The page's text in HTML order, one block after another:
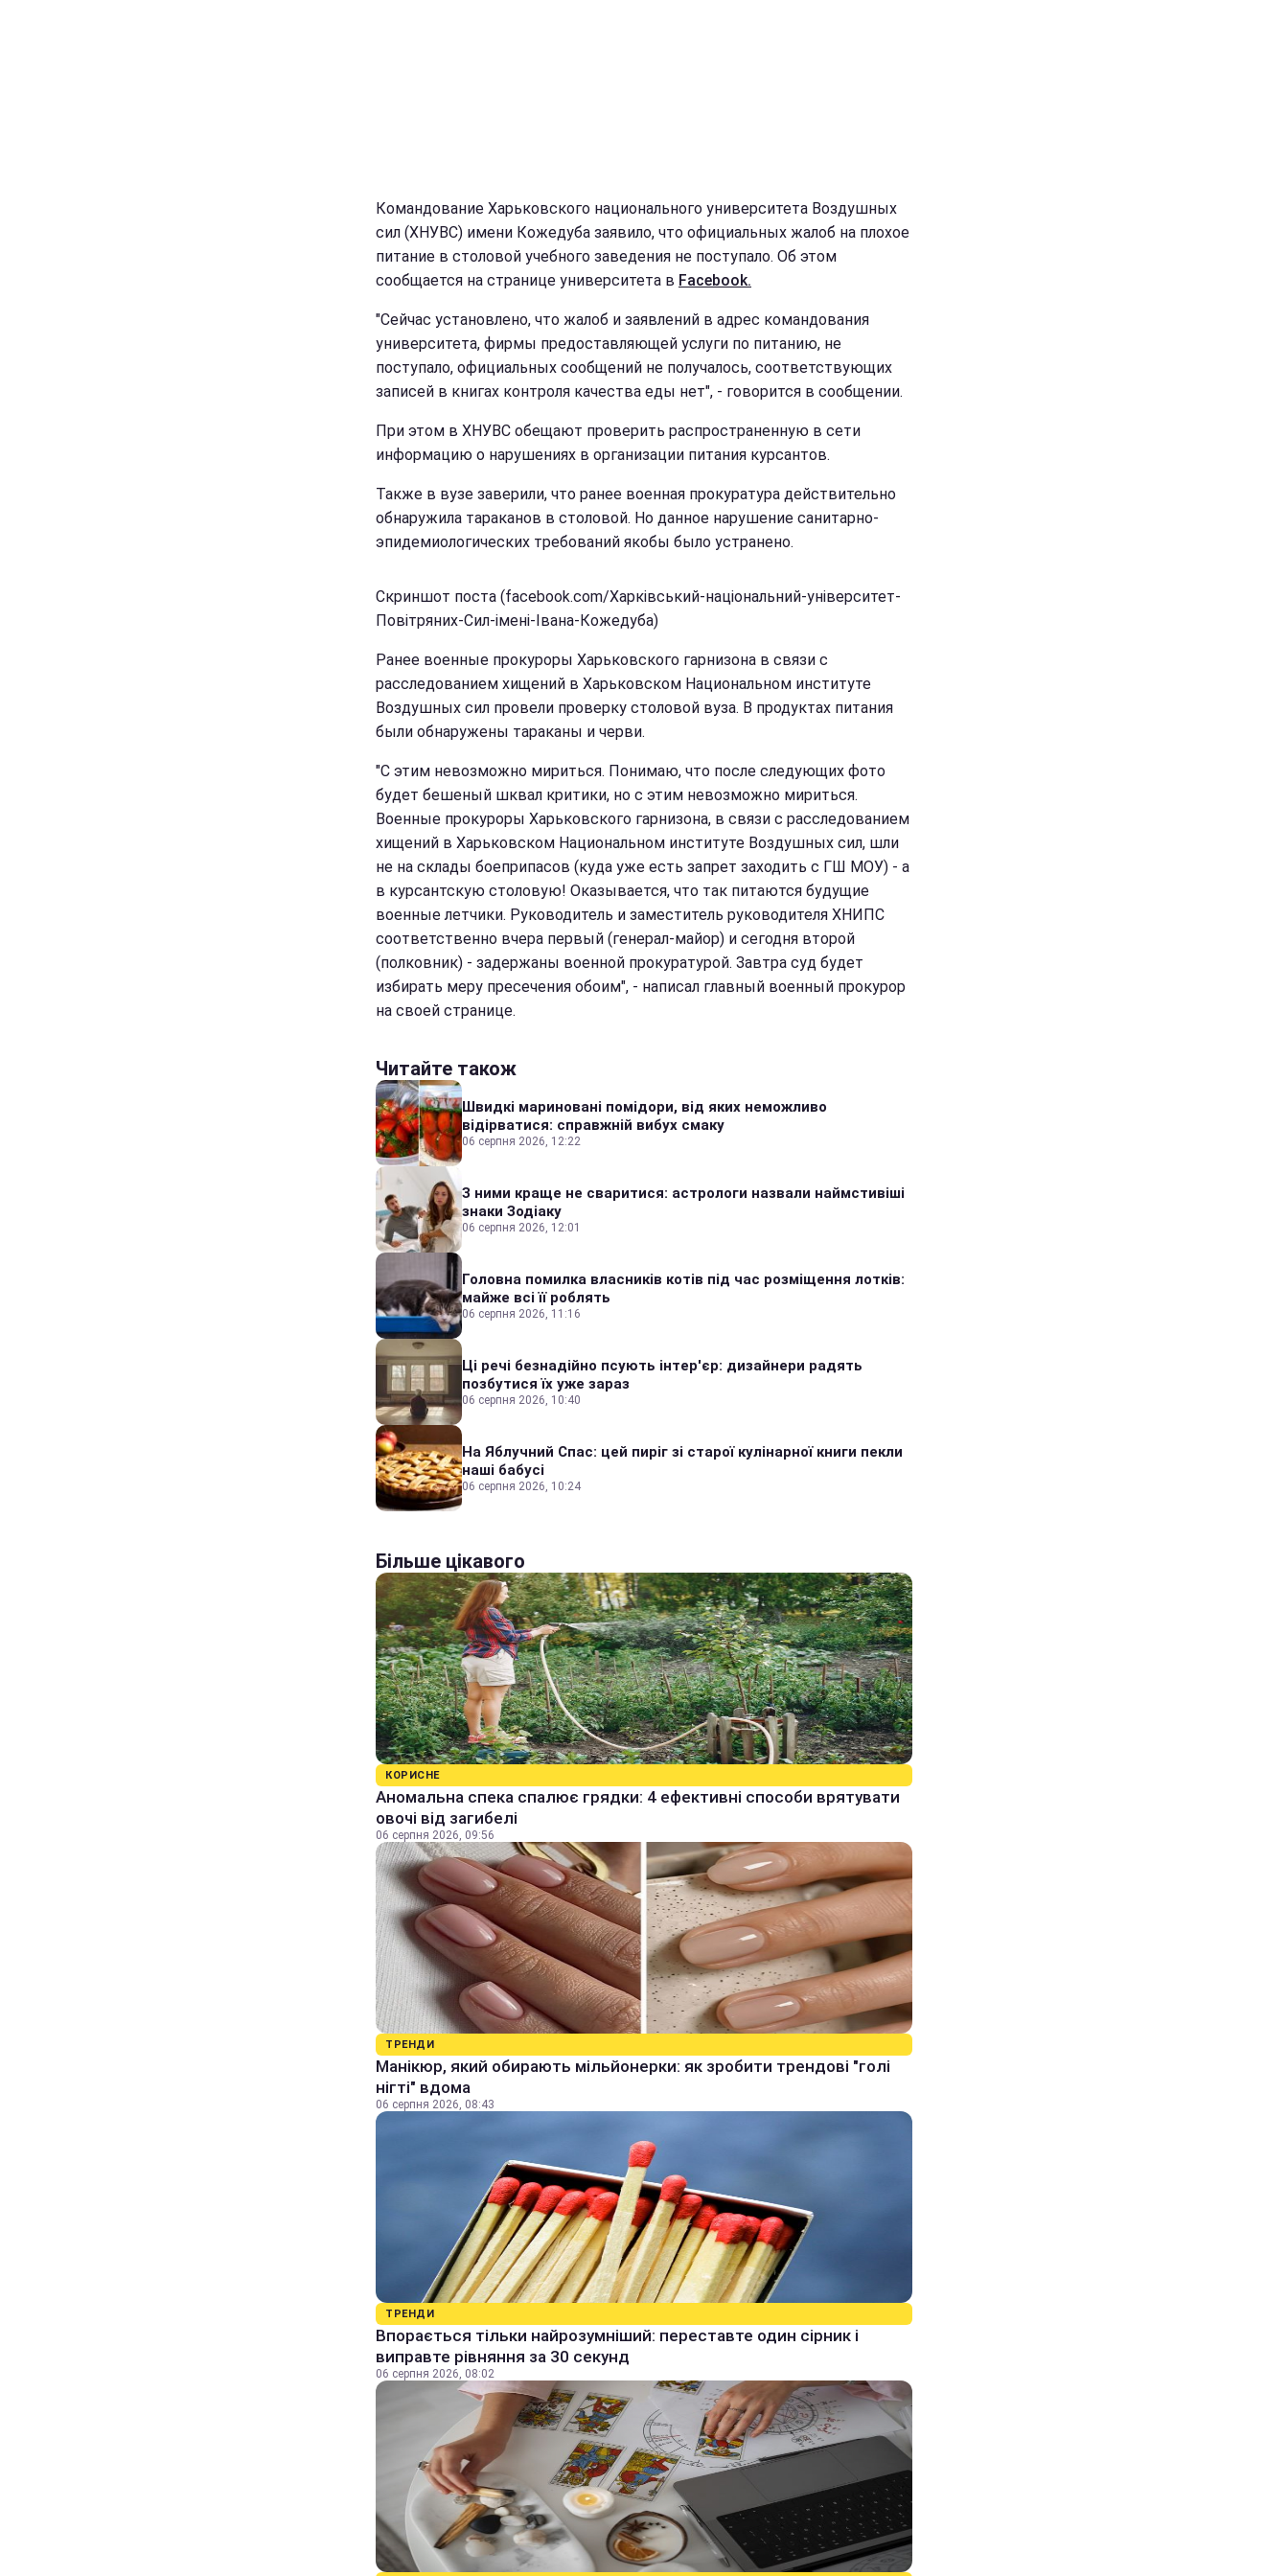
Командование Харьковского национального университета Воздушных
сил (ХНУВС) имени Кожедуба заявило, что официальных жалоб на плохое
питание в столовой учебного заведения не поступало. Об этом
сообщается на странице университета в Facebook.
"Сейчас установлено, что жалоб и заявлений в адрес командования
университета, фирмы предоставляющей услуги по питанию, не
поступало, официальных сообщений не получалось, соответствующих
записей в книгах контроля качества еды нет", - говорится в сообщении.
При этом в ХНУВС обещают проверить распространенную в сети
информацию о нарушениях в организации питания курсантов.
Также в вузе заверили, что ранее военная прокуратура действительно
обнаружила тараканов в столовой. Но данное нарушение санитарно-
эпидемиологических требований якобы было устранено.
Скриншот поста (facebook.com/Харківський-національний-університет-
Повітряних-Сил-імені-Івана-Кожедуба)
Ранее военные прокуроры Харьковского гарнизона в связи с
расследованием хищений в Харьковском Национальном институте
Воздушных сил провели проверку столовой вуза. В продуктах питания
были обнаружены тараканы и черви.
"С этим невозможно мириться. Понимаю, что после следующих фото
будет бешеный шквал критики, но с этим невозможно мириться.
Военные прокуроры Харьковского гарнизона, в связи с расследованием
хищений в Харьковском Национальном институте Воздушных сил, шли
не на склады боеприпасов (куда уже есть запрет заходить с ГШ МОУ) - а
в курсантскую столовую! Оказывается, что так питаются будущие
военные летчики. Руководитель и заместитель руководителя ХНИПС
соответственно вчера первый (генерал-майор) и сегодня второй
(полковник) - задержаны военной прокуратурой. Завтра суд будет
избирать меру пресечения обоим", - написал главный военный прокурор
на своей странице.
Читайте також
Швидкі мариновані помідори, від яких неможливо
відірватися: справжній вибух смаку
06 серпня 2026, 12:22
З ними краще не сваритися: астрологи назвали наймстивіші
знаки Зодіаку
06 серпня 2026, 12:01
Головна помилка власників котів під час розміщення лотків:
майже всі її роблять
06 серпня 2026, 11:16
Ці речі безнадійно псують інтер'єр: дизайнери радять
позбутися їх уже зараз
06 серпня 2026, 10:40
На Яблучний Спас: цей пиріг зі старої кулінарної книги пекли
наші бабусі
06 серпня 2026, 10:24
Більше цікавого
КОРИСНЕ
Аномальна спека спалює грядки: 4 ефективні способи врятувати
овочі від загибелі
06 серпня 2026, 09:56
ТРЕНДИ
Манікюр, який обирають мільйонерки: як зробити трендові "голі
нігті" вдома
06 серпня 2026, 08:43
ТРЕНДИ
Впорається тільки найрозумніший: переставте один сірник і
виправте рівняння за 30 секунд
06 серпня 2026, 08:02